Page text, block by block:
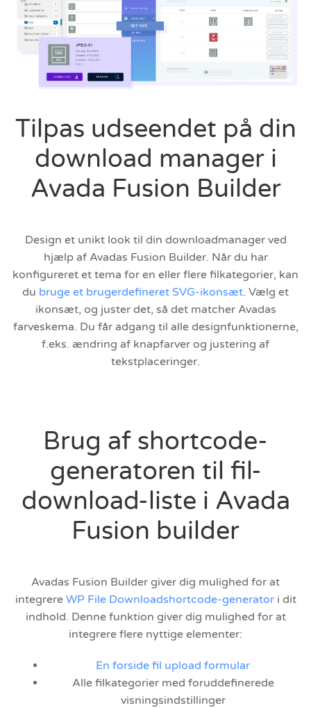
Tilpas udseendet på din
download manager i
Avada Fusion Builder
Design et unikt look til din downloadmanager ved
hjælp af Avadas Fusion Builder. Når du har
konfigureret et tema for en eller flere filkategorier, kan
du bruge et brugerdefineret SVG-ikonsæt. Vælg et
ikonsæt, og juster det, så det matcher Avadas
farveskema. Du får adgang til alle designfunktionerne,
f.eks. ændring af knapfarver og justering af
tekstplaceringer.
Brug af shortcode-
generatoren til fil-
download-liste i Avada
Fusion builder
Avadas Fusion Builder giver dig mulighed for at
integrere WP File Downloadshortcode-generatori dit
indhold. Denne funktion giver dig mulighed for at
integrere flere nyttige elementer:
En forside fil upload formular
Alle filkategorier med foruddefinerede
visningsindstillinger